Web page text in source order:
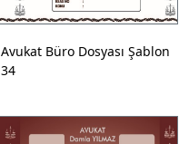
Avukat Büro Dosyası Şablon
34